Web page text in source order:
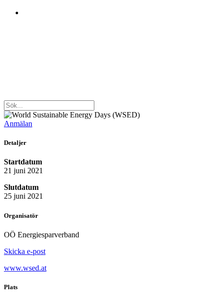
Anmälan
Detaljer
Startdatum
21 juni 2021
Slutdatum
25 juni 2021
Organisatör
OÖ Energiesparverband
Skicka e-post
www.wsed.at
Plats